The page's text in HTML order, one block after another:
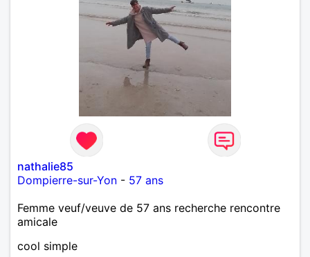
nathalie85
Dompierre-sur-Yon - 57 ans
Femme veuf/veuve de 57 ans recherche rencontre
amicale
cool simple